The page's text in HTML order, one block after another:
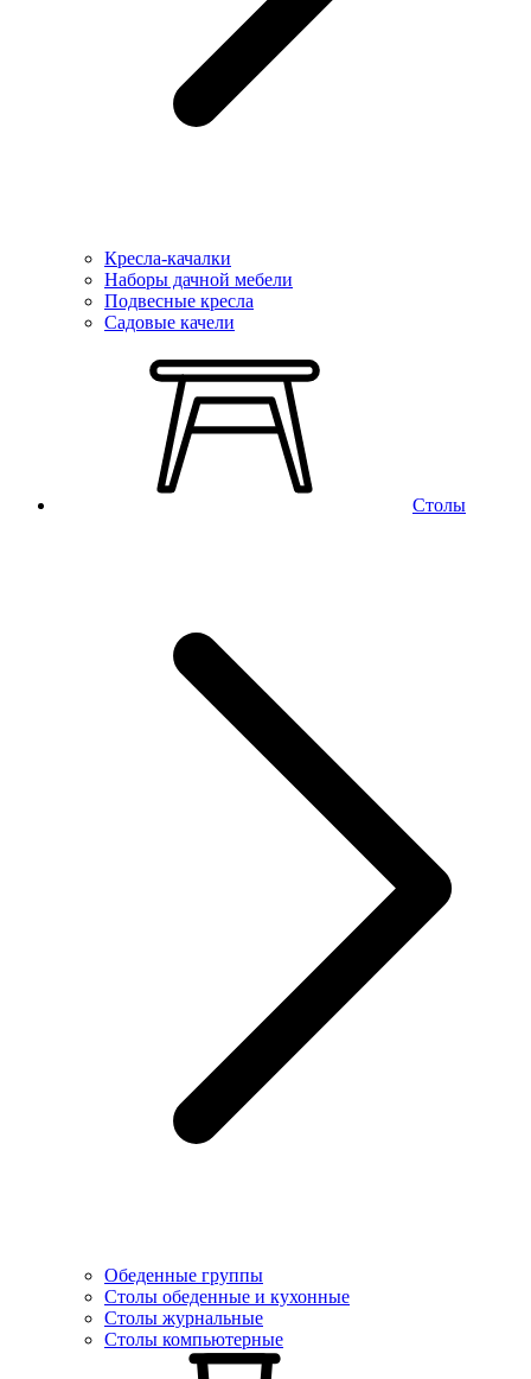
Кресла-качалки
Наборы дачной мебели
Подвесные кресла
Садовые качели
Столы
Обеденные группы
Столы обеденные и кухонные
Столы журнальные
Столы компьютерные